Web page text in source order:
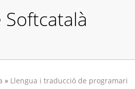
» Llengua i traducció de programari